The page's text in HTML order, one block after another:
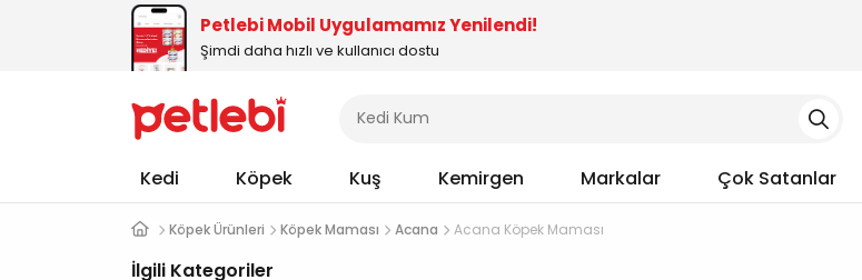
Petlebi Mobil Uygulamamız Yenilendi!
Şimdi daha hızlı ve kullanıcı dostu
Kedi Köpek Kuş Kemirgen Markalar Çok Satanlar
Köpek Ürünleri Köpek Maması Acana Acana Köpek Maması
İlgili Kategoriler